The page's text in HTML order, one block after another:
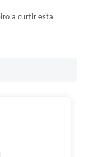
a curtir esta